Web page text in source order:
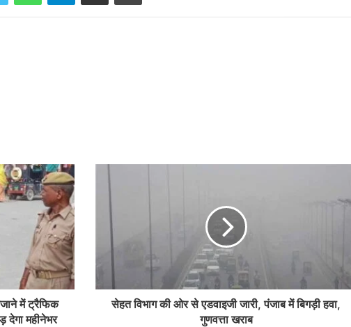
में ट्रैफिक
देगा महीनेभर
सेहत विभाग की ओर से एडवाइजी जारी, पंजाब में बिगड़ी हवा,
गुणवत्ता खराब